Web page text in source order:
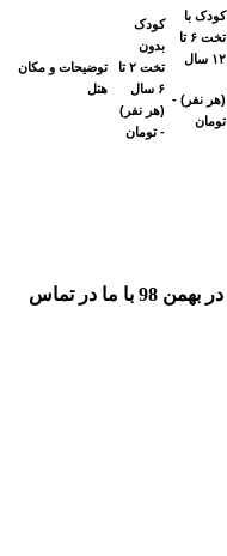
کودک با
تخت ۶ تا
۱۲ سال
(هر نفر) -
تومان
کودک
بدون
تخت ۲ تا
۶ سال
(هر نفر)
- تومان
توضيحات و مکان
هتل
برای آگاهی از قیمت تورهای نوروزی در بهمن 98 با ما در تماس